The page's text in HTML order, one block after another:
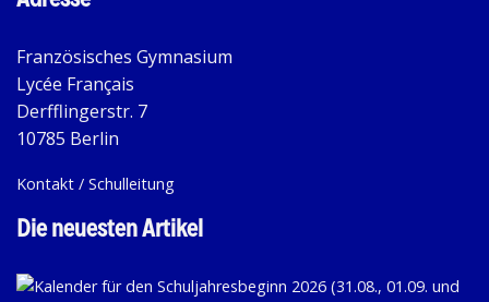
Französisches Gymnasium
Lycée Français
Derfflingerstr. 7
10785 Berlin
Kontakt / Schulleitung
Die neuesten Artikel